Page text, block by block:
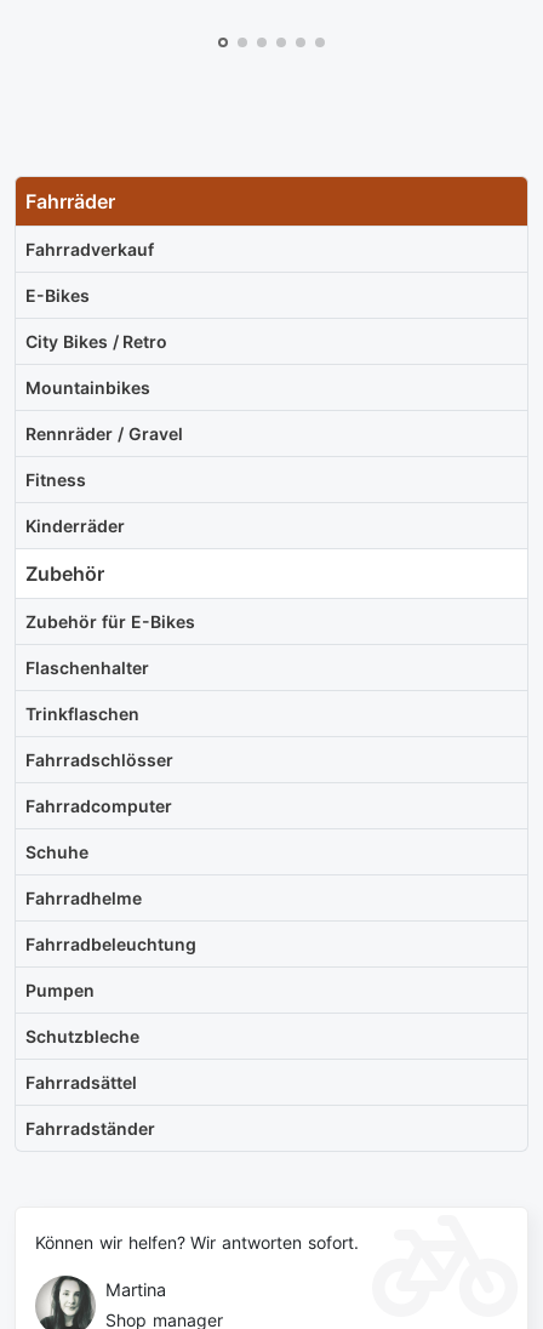
Fahrräder
Fahrradverkauf
E-Bikes
City Bikes / Retro
Mountainbikes
Rennräder / Gravel
Fitness
Kinderräder
Zubehör
Zubehör für E-Bikes
Flaschenhalter
Trinkflaschen
Fahrradschlösser
Fahrradcomputer
Schuhe
Fahrradhelme
Fahrradbeleuchtung
Pumpen
Schutzbleche
Fahrradsättel
Fahrradständer
Können wir helfen? Wir antworten sofort.
Martina
Shop manager